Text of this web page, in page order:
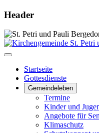
Header
Startseite
Gottesdienste
Gemeindeleben
Termine
Kinder und
Angebote für
Klimaschutz